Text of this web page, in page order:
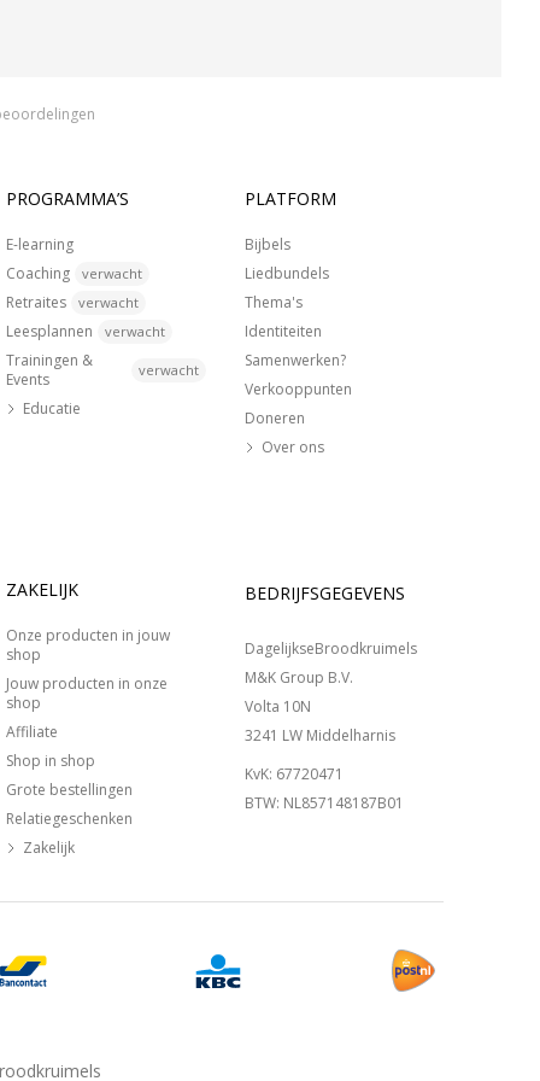
PROGRAMMA’S
E-learning
Coaching
verwacht
Retraites verwacht
Leesplannen verwacht
Trainingen &
Events
verwacht
Educatie
PLATFORM
Bijbels
Liedbundels
Thema's
Identiteiten
Samenwerken?
Verkooppunten
Doneren
Over ons
ZAKELIJK
Onze producten in jouw
shop
Jouw producten in onze
shop
Affiliate
Shop in shop
Grote bestellingen
Relatiegeschenken
Zakelijk
BEDRIJFSGEGEVENS
DagelijkseBroodkruimels
M&K Group B.V.
Volta 10N
3241 LW Middelharnis
KvK: 67720471
BTW: NL857148187B01